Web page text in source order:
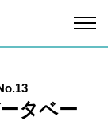
タベー